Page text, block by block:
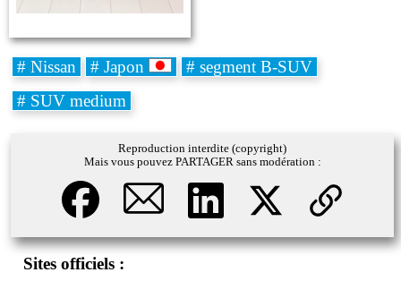
# Nissan # Japon
# segment B-SUV
# SUV medium
Reproduction interdite (copyright)
Mais vous pouvez PARTAGER sans modération :
Sites officiels :